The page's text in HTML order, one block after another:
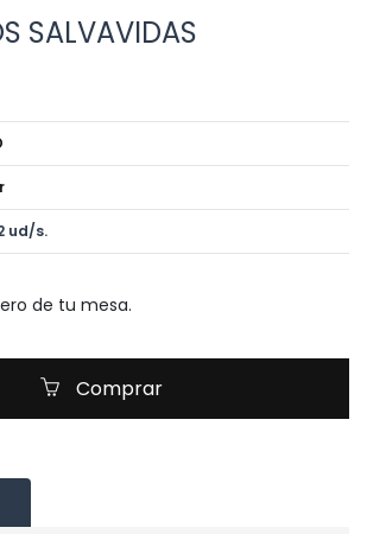
SALVAVIDAS
ud/s.
de tu mesa.
Comprar